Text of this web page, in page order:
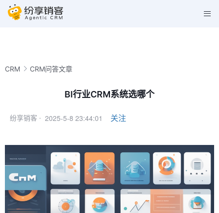
CRM CRM问答文章
BI行业CRM系统选哪个
纷享销客 · 2025-5-8 23:44:01 关注